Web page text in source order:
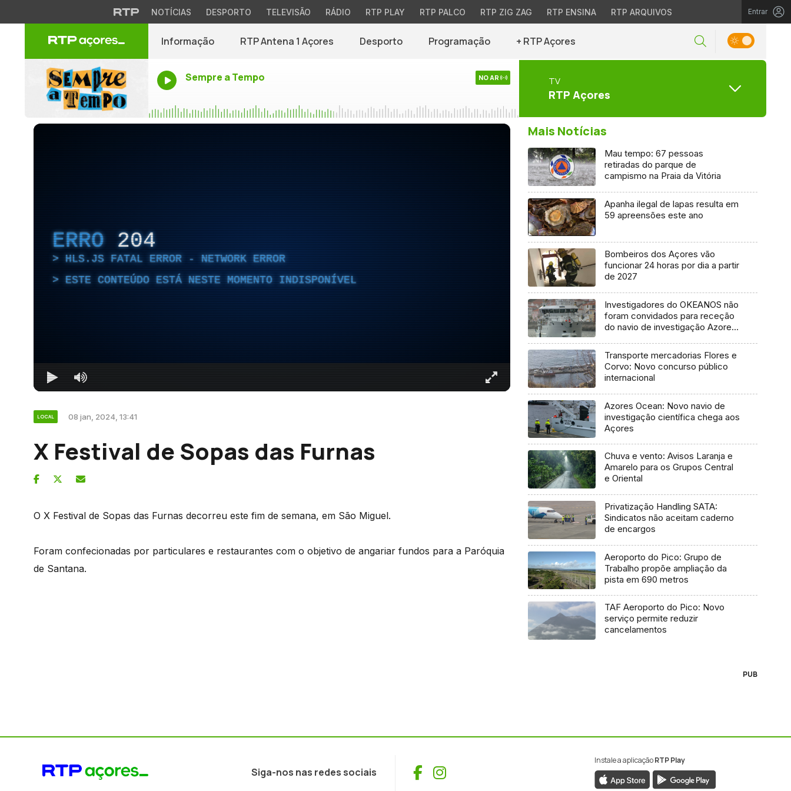
NOTÍCIAS DESPORTO TELEVISÃO RÁDIO RTP PLAY RTP PALCO RTP ZIG ZAG RTP ENSINA RTP ARQUIVOS Entrar
Informação RTP Antena 1 Açores Desporto Programação + RTP Açores
Sempre a Tempo NO AR TV
RTP Açores
ERRO 204
HLS.JS FATAL ERROR - NETWORK ERROR
ESTE CONTEÚDO ESTÁ NESTE MOMENTO INDISPONÍVEL
LOCAL 08 jan, 2024, 13:41
X Festival de Sopas das Furnas
O X Festival de Sopas das Furnas decorreu este fim de semana, em São Miguel.
Foram confecionadas por particulares e restaurantes com o objetivo de angariar fundos para a Paróquia
de Santana.
Mais Notícias
Mau tempo: 67 pessoas
retiradas do parque de
campismo na Praia da Vitória
Apanha ilegal de lapas resulta em
59 apreensões este ano
Bombeiros dos Açores vão
funcionar 24 horas por dia a partir
de 2027
Investigadores do OKEANOS não
foram convidados para receção
do navio de investigação Azores
Transporte mercadorias Flores e
Corvo: Novo concurso público
internacional
Azores Ocean: Novo navio de
investigação científica chega aos
Açores
Chuva e vento: Avisos Laranja e
Amarelo para os Grupos Central
e Oriental
Privatização Handling SATA:
Sindicatos não aceitam caderno
de encargos
Aeroporto do Pico: Grupo de
Trabalho propõe ampliação da
pista em 690 metros
TAF Aeroporto do Pico: Novo
serviço permite reduzir
cancelamentos
PUB
Siga-nos nas redes sociais Facebook
Instagram
Instale a aplicaçãoRTP Play